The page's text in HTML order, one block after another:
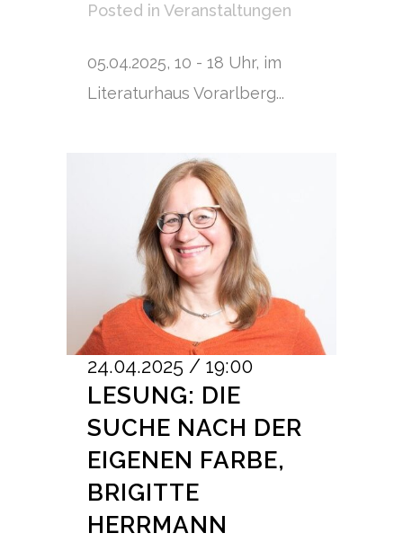
Posted in Veranstaltungen
05.04.2025, 10 - 18 Uhr, im
Literaturhaus Vorarlberg...
24.04.2025 / 19:00
LESUNG: DIE
SUCHE NACH DER
EIGENEN FARBE,
BRIGITTE
HERRMANN